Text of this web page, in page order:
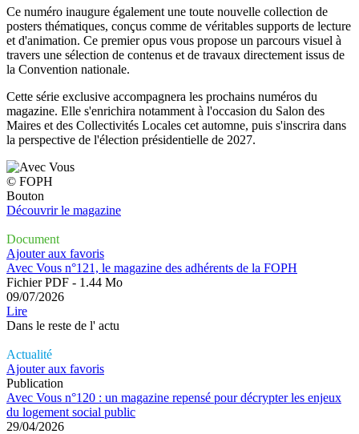
Ce numéro inaugure également une toute nouvelle collection de
posters thématiques, conçus comme de véritables supports de lecture
et d'animation. Ce premier opus vous propose un parcours visuel à
travers une sélection de contenus et de travaux directement issus de
la Convention nationale.
Cette série exclusive accompagnera les prochains numéros du
magazine. Elle s'enrichira notamment à l'occasion du Salon des
Maires et des Collectivités Locales cet automne, puis s'inscrira dans
la perspective de l'élection présidentielle de 2027.
© FOPH
Bouton
Découvrir le magazine
Document
Ajouter aux favoris
Avec Vous n°121, le magazine des adhérents de la FOPH
Fichier PDF - 1.44 Mo
09/07/2026
Lire
Dans le reste de l' actu
Actualité
Ajouter aux favoris
Publication
Avec Vous n°120 : un magazine repensé pour décrypter les enjeux
du logement social public
29/04/2026